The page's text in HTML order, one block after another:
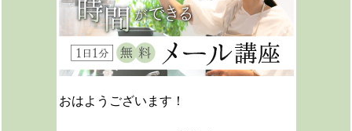
おはようございます！